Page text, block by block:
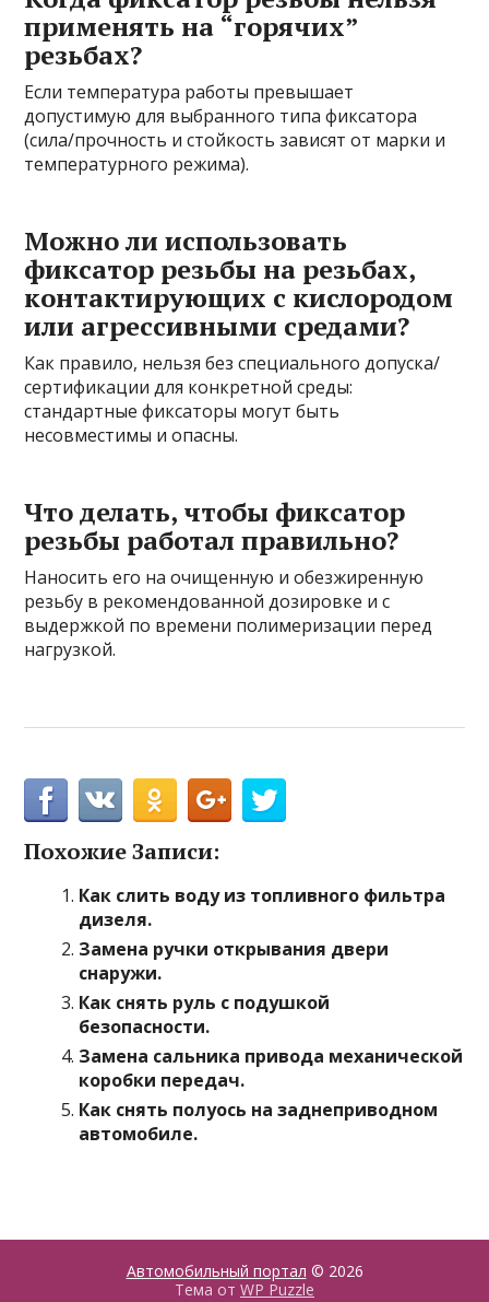
применять на “горячих”
резьбах?
Если температура работы превышает
допустимую для выбранного типа фиксатора
(сила/прочность и стойкость зависят от марки и
температурного режима).
Можно ли использовать
фиксатор резьбы на резьбах,
контактирующих с кислородом
или агрессивными средами?
Как правило, нельзя без специального допуска/
сертификации для конкретной среды:
стандартные фиксаторы могут быть
несовместимы и опасны.
Что делать, чтобы фиксатор
резьбы работал правильно?
Наносить его на очищенную и обезжиренную
резьбу в рекомендованной дозировке и с
выдержкой по времени полимеризации перед
нагрузкой.
Похожие Записи:
Как слить воду из топливного фильтра
дизеля.
Замена ручки открывания двери
снаружи.
Как снять руль с подушкой
безопасности.
Замена сальника привода механической
коробки передач.
Как снять полуось на заднеприводном
автомобиле.
Автомобильный портал © 2026
Тема от WP Puzzle